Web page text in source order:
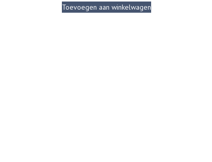
Toevoegen aan winkelwagen